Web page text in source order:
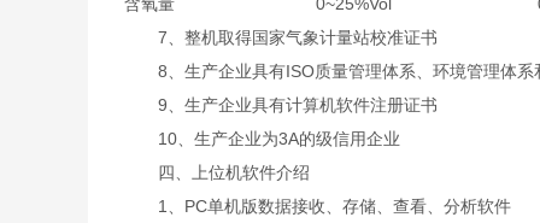
7、整机取得国家气象计量站校准证书
8、生产企业具有ISO质量管理体系、环境管理体系
9、生产企业具有计算机软件注册证书
10、生产企业为3A的级信用企业
四、上位机软件介绍
1、PC单机版数据接收、存储、查看、分析软件